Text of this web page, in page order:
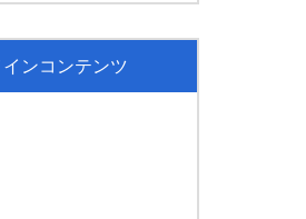
インコンテンツ